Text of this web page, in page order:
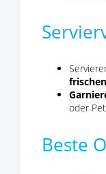
oder
Beste